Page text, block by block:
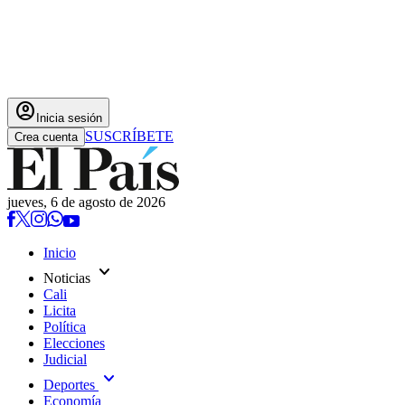
account_circle Inicia sesión
Crea cuenta SUSCRÍBETE
jueves, 6 de agosto de 2026
Inicio
Noticias expand_more
Cali
Licita
Política
Elecciones
Judicial
Deportes expand_more
Economía